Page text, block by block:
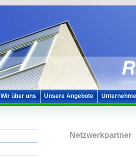
Wir über uns Unsere Angebote
Netzwerkpartner